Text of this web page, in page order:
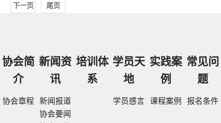
下一页 尾页
协会简
介
协会章程
新闻资
讯
新闻报道
协会要闻
培训体
系
学员天
地
学员感言
实践案
例
课程案例
常见问
题
报名条件